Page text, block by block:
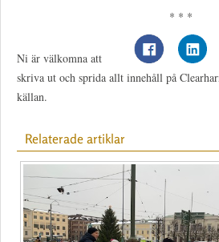
* * *
Ni är välkomna att
skriva ut och sprida allt innehåll på
källan.
Relaterade artiklar